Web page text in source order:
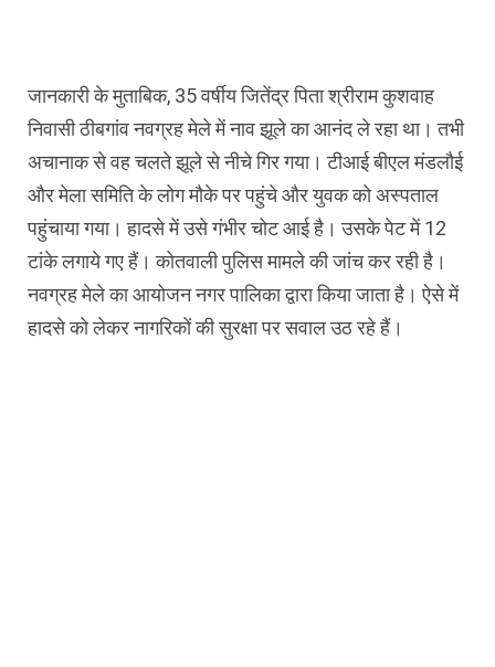
जानकारी के मुताबिक, 35 वर्षीय जितेंद्र पिता श्रीराम कुशवाह
निवासी ठीबगांव नवग्रह मेले में नाव झूले का आनंद ले रहा था। तभी
अचानाक से वह चलते झूले से नीचे गिर गया। टीआई बीएल मंडलौई
और मेला समिति के लोग मौके पर पहुंचे और युवक को अस्पताल
पहुंचाया गया। हादसे में उसे गंभीर चोट आई है। उसके पेट में 12
टांके लगाये गए हैं। कोतवाली पुलिस मामले की जांच कर रही है।
नवग्रह मेले का आयोजन नगर पालिका द्वारा किया जाता है। ऐसे में
हादसे को लेकर नागरिकों की सुरक्षा पर सवाल उठ रहे हैं।